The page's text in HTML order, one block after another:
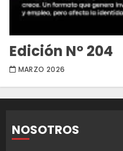
Edición Nº 204
MARZO 2026
NOSOTROS